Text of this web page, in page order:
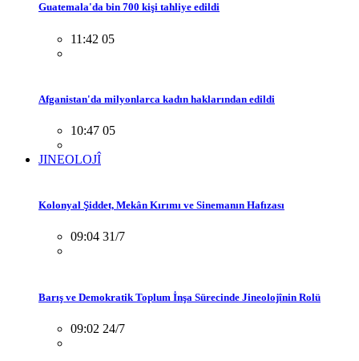
Guatemala'da bin 700 kişi tahliye edildi
11:42 05
Afganistan'da milyonlarca kadın haklarından edildi
10:47 05
JINEOLOJÎ
Kolonyal Şiddet, Mekân Kırımı ve Sinemanın Hafızası
09:04 31/7
Barış ve Demokratik Toplum İnşa Sürecinde Jineolojînin Rolü
09:02 24/7